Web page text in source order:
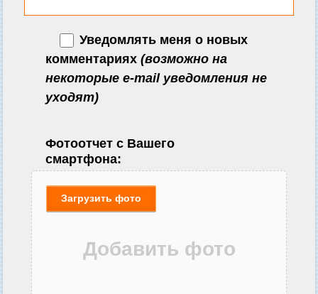
Уведомлять меня о новых
комментариях (возможно на
некоторые e-mail уведомления не
уходят)
Фотоотчет с Вашего
смартфона:
Загрузить фото